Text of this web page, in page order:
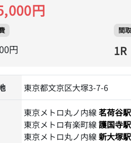
円
円
間
1R
東京都文京区大塚3-7-6
東京メトロ丸ノ内線 茗荷谷駅
東京メトロ有楽町線 護国寺駅
東京メトロ丸ノ内線 新大塚駅